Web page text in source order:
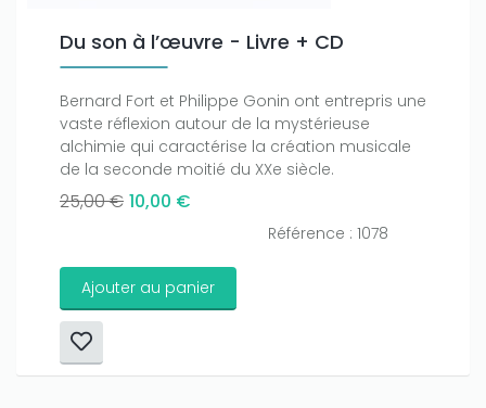
Du son à l’œuvre - Livre + CD
Bernard Fort et Philippe Gonin ont entrepris une
vaste réflexion autour de la mystérieuse
alchimie qui caractérise la création musicale
de la seconde moitié du XXe siècle.
25,00 € 10,00 €
Référence : 1078
Ajouter au panier